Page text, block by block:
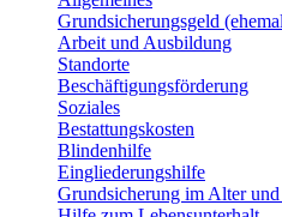
Grundsicherungsgeld
Arbeit und Ausbildung
Standorte
Beschäftigungsförderung
Soziales
Bestattungskosten
Blindenhilfe
Eingliederungshilfe
Grundsicherung im Alter